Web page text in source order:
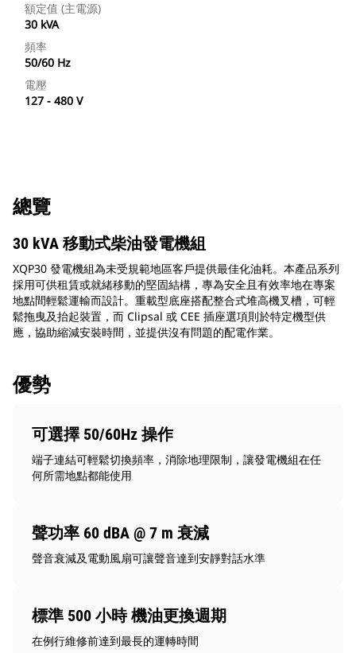
額定值 (主電源)
30 kVA
頻率
50/60 Hz
電壓
127 - 480 V
總覽
30 kVA 移動式柴油發電機組
XQP30 發電機組為未受規範地區客戶提供最佳化油耗。本產品系列
採用可供租賃或就緒移動的堅固結構，專為安全且有效率地在專案
地點間輕鬆運輸而設計。重載型底座搭配整合式堆高機叉槽，可輕
鬆拖曳及抬起裝置，而 Clipsal 或 CEE 插座選項則於特定機型供
應，協助縮減安裝時間，並提供沒有問題的配電作業。
優勢
可選擇 50/60Hz 操作
端子連結可輕鬆切換頻率，消除地理限制，讓發電機組在任
何所需地點都能使用
聲功率 60 dBA @ 7 m 衰減
聲音衰減及電動風扇可讓聲音達到安靜對話水準
標準 500 小時 機油更換週期
在例行維修前達到最長的運轉時間